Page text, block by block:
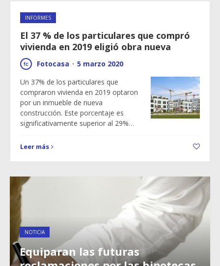
INFORMES
El 37 % de los particulares que compró
vivienda en 2019 eligió obra nueva
Fotocasa · 5 marzo 2020
Un 37% de los particulares que
compraron vivienda en 2019 optaron
por un inmueble de nueva
construcción. Este porcentaje es
significativamente superior al 29%…
Leer más
NOTICIA
Equiparan las futuras